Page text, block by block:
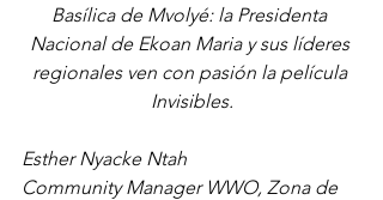
Basílica de Mvolyé: la Presidenta
Nacional de Ekoan Maria y sus líderes
regionales ven con pasión la película
Invisibles.
Esther Nyacke Ntah
Community Manager WWO, Zona de